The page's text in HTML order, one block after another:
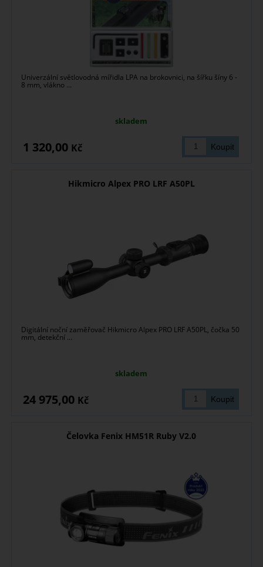
Univerzální světlovodná mířidla LPA na brokovnici, na šířku šíny 6 -
8 mm, vlákno ...
skladem
1 320,00 Kč
Hikmicro Alpex PRO LRF A50PL
Digitální noční zaměřovač Hikmicro Alpex PRO LRF A50PL, čočka 50
mm, detekční ...
skladem
24 975,00 Kč
Čelovka Fenix HM51R Ruby V2.0